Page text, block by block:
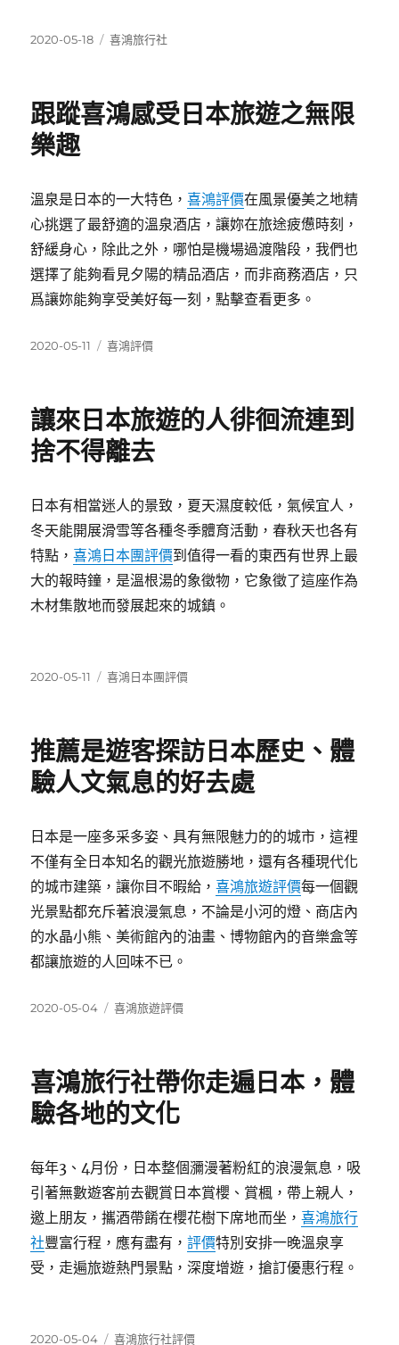
發
2020-05-18
分
喜鴻旅行社
跟蹤喜鴻感受日本旅遊之無限
樂趣
溫泉是日本的一大特色，喜鴻評價在風景優美之地精
心挑選了最舒適的溫泉酒店，讓妳在旅途疲憊時刻，
舒緩身心，除此之外，哪怕是機場過渡階段，我們也
選擇了能夠看見夕陽的精品酒店，而非商務酒店，只
爲讓妳能夠享受美好每一刻，點擊查看更多。
發
2020-05-11
分
喜鴻評價
讓來日本旅遊的人徘徊流連到
捨不得離去
日本有相當迷人的景致，夏天濕度較低，氣候宜人，
冬天能開展滑雪等各種冬季體育活動，春秋天也各有
特點，喜鴻日本團評價到值得一看的東西有世界上最
大的報時鐘，是溫根湯的象徵物，它象徵了這座作為
木材集散地而發展起來的城鎮。
發
2020-05-11
分
喜鴻日本團評價
推薦是遊客探訪日本歷史、體
驗人文氣息的好去處
日本是一座多采多姿、具有無限魅力的的城市，這裡
不僅有全日本知名的觀光旅遊勝地，還有各種現代化
的城市建築，讓你目不暇給，喜鴻旅遊評價每一個觀
光景點都充斥著浪漫氣息，不論是小河的燈、商店內
的水晶小熊、美術館內的油畫、博物館內的音樂盒等
都讓旅遊的人回味不已。
發
2020-05-04
分
喜鴻旅遊評價
喜鴻旅行社帶你走遍日本，體
驗各地的文化
每年3、4月份，日本整個瀰漫著粉紅的浪漫氣息，吸
引著無數遊客前去觀賞日本賞櫻、賞楓，帶上親人，
邀上朋友，攜酒帶餚在櫻花樹下席地而坐，喜鴻旅行
社豐富行程，應有盡有，評價特別安排一晚溫泉享
受，走遍旅遊熱門景點，深度增遊，搶訂優惠行程。
發
2020-05-04 分
喜鴻旅行社評價